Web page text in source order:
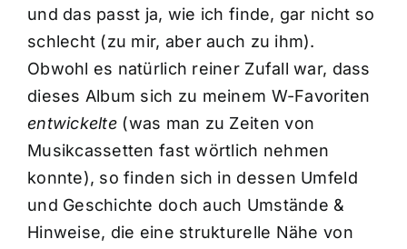
und das passt ja, wie ich finde, gar nicht so
schlecht (zu mir, aber auch zu ihm).
Obwohl es natürlich reiner Zufall war, dass
dieses Album sich zu meinem W-Favoriten
entwickelte(was man zu Zeiten von
Musikcassetten fast wörtlich nehmen
konnte), so finden sich in dessen Umfeld
und Geschichte doch auch Umstände &
Hinweise, die eine strukturelle Nähe von